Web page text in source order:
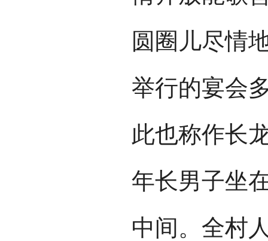
圆圈儿尽情
举行的宴会
此也称作长
年长男子坐
中间。全村